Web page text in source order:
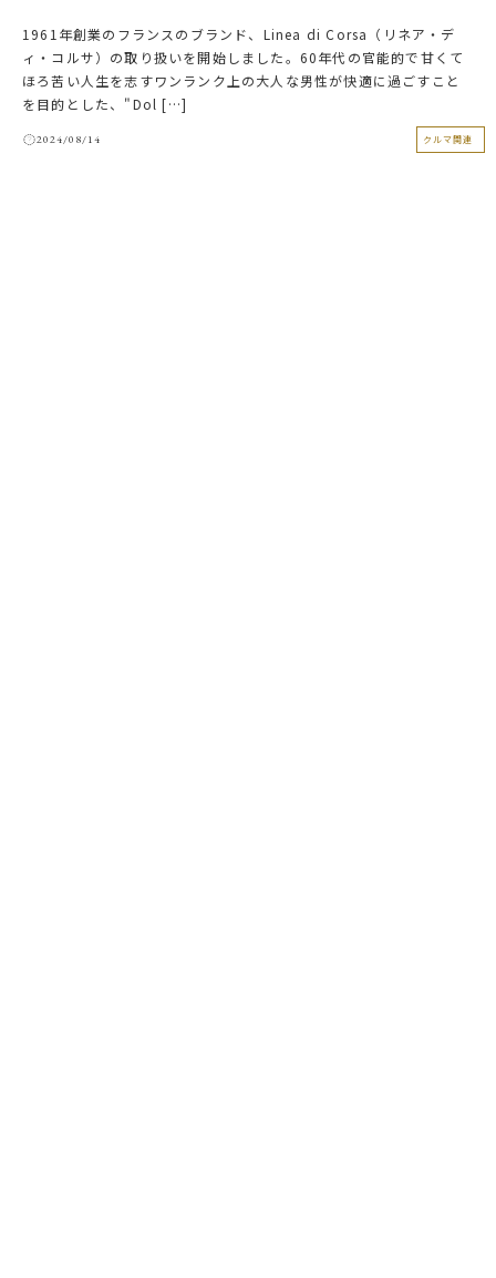
1961年創業のフランスのブランド、Linea di Corsa（リネア・デ
ィ・コルサ）の取り扱いを開始しました。60年代の官能的で甘くて
ほろ苦い人生を志すワンランク上の大人な男性が快適に過ごすこと
を目的とした、"Dol […]
2024/08/14 クルマ関連